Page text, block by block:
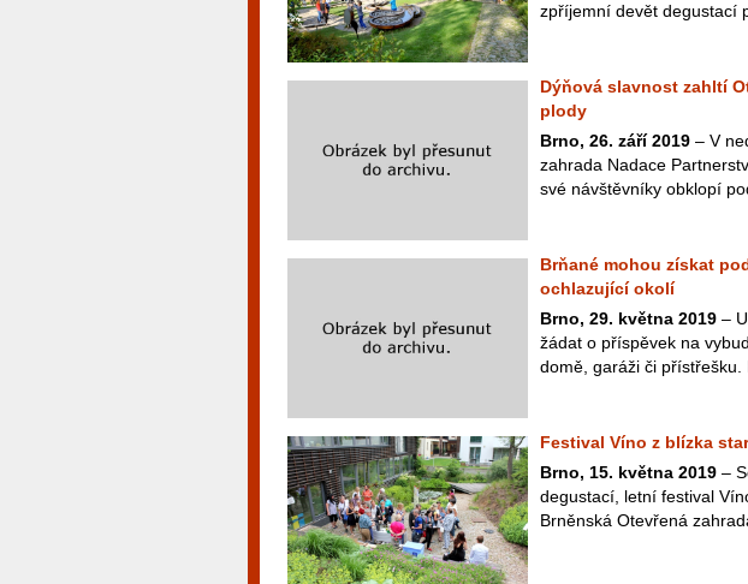
zpříjemní devět degustací
Dýňová slavnost zahltí
plody
Brno, 26. září 2019 – V
zahrada Nadace
své návštěvníky obklopí
Brňané mohou získat
ochlazující okolí
Brno, 29. května 2019 –
žádat o příspěvek na
domě, garáži či přístřešku.
Festival Víno z blízka
Brno, 15. května 2019 –
degustací, letní festival
Brněnská Otevřená